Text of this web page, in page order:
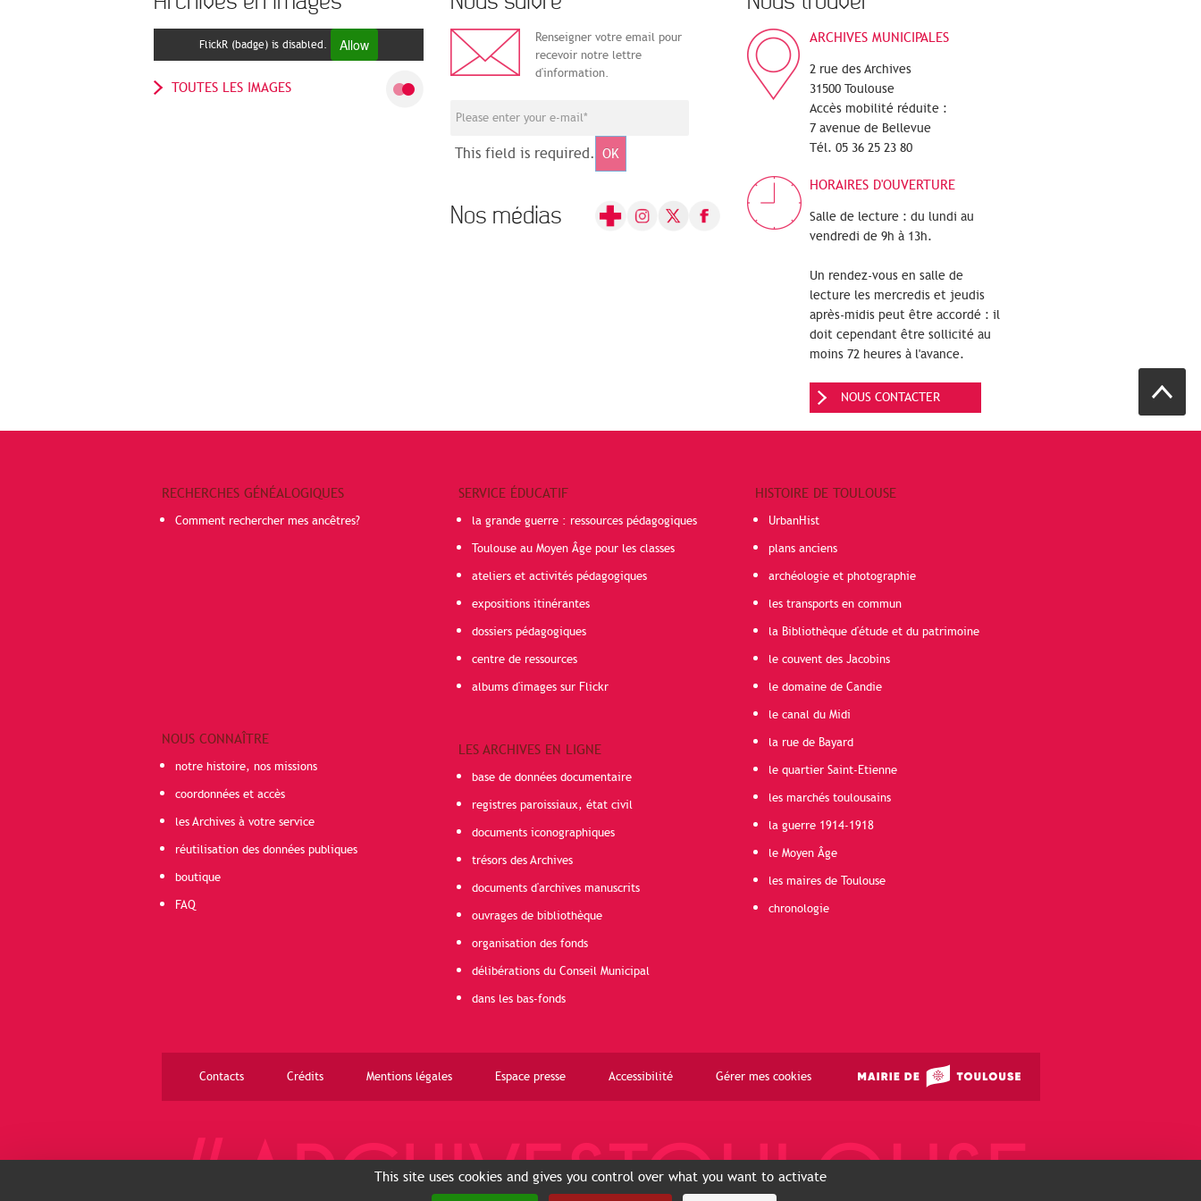
FlickR (badge) is disabled. Allow
TOUTES LES IMAGES
Renseigner votre email pour
recevoir notre lettre
d'information.
This field is required. OK
Nos médias
ARCHIVES MUNICIPALES
2 rue des Archives
31500 Toulouse
Accès mobilité réduite :
7 avenue de Bellevue
Tél. 05 36 25 23 80
HORAIRES D'OUVERTURE
Salle de lecture : du lundi au
vendredi de 9h à 13h.
Un rendez-vous en salle de
lecture les mercredis et jeudis
après-midis peut être accordé : il
doit cependant être sollicité au
moins 72 heures à l'avance.
NOUS CONTACTER
RECHERCHES GÉNÉALOGIQUES
Comment rechercher mes ancêtres?
NOUS CONNAÎTRE
notre histoire, nos missions
coordonnées et accès
les Archives à votre service
réutilisation des données publiques
boutique
FAQ
SERVICE ÉDUCATIF
la grande guerre : ressources pédagogiques
Toulouse au Moyen Âge pour les classes
ateliers et activités pédagogiques
expositions itinérantes
dossiers pédagogiques
centre de ressources
albums d'images sur Flickr
LES ARCHIVES EN LIGNE
base de données documentaire
registres paroissiaux, état civil
documents iconographiques
trésors des Archives
documents d'archives manuscrits
ouvrages de bibliothèque
organisation des fonds
délibérations du Conseil Municipal
dans les bas-fonds
HISTOIRE DE TOULOUSE
UrbanHist
plans anciens
archéologie et photographie
les transports en commun
la Bibliothèque d'étude et du patrimoine
le couvent des Jacobins
le domaine de Candie
le canal du Midi
la rue de Bayard
le quartier Saint-Etienne
les marchés toulousains
la guerre 1914-1918
le Moyen Âge
les maires de Toulouse
chronologie
Contacts Crédits Mentions légales Espace presse Accessibilité Gérer mes cookies
This site uses cookies and gives you control over what you want to activate